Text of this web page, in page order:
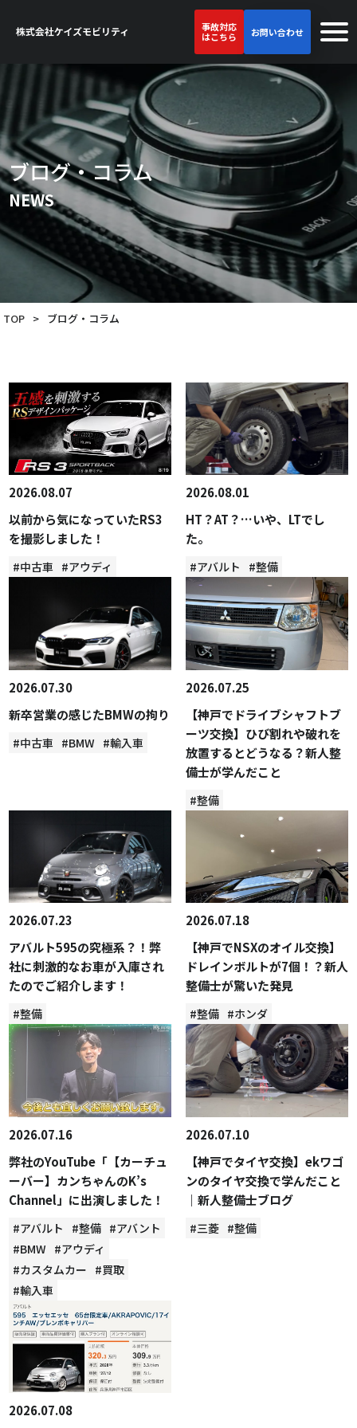
事故対応
はこちら
お問い合わせ
ブログ・コラム
NEWS
TOP > ブログ・コラム
2026.08.07
以前から気になっていたRS3
を撮影しました！
#中古車 #アウディ
2026.08.01
HT？AT？…いや、LTでし
た。
#アバルト #整備
2026.07.30
新卒営業の感じたBMWの拘り
#中古車 #BMW #輸入車
2026.07.25
【神戸でドライブシャフトブ
ーツ交換】ひび割れや破れを
放置するとどうなる？新人整
備士が学んだこと
#整備
2026.07.23
アバルト595の究極系？！弊
社に刺激的なお車が入庫され
たのでご紹介します！
#整備
2026.07.18
【神戸でNSXのオイル交換】
ドレインボルトが7個！？新人
整備士が驚いた発見
#整備 #ホンダ
2026.07.16
弊社のYouTube「【カーチュ
ーバー】カンちゃんのK’s
Channel」に出演しました！
#アバルト #整備 #アバント
#BMW #アウディ
#カスタムカー #買取
#輸入車
2026.07.10
【神戸でタイヤ交換】ekワゴ
ンのタイヤ交換で学んだこと
｜新人整備士ブログ
#三菱 #整備
2026.07.08